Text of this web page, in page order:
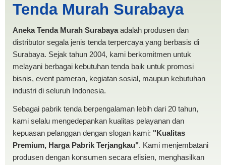
PRODUKSI ANEKA TENDA
MURAH
Tenda Murah Surabaya
Aneka Tenda Murah Surabayaadalah produsen dan
distributor segala jenis tenda terpercaya yang berbasis di
Surabaya. Sejak tahun 2004, kami berkomitmen untuk
melayani berbagai kebutuhan tenda baik untuk promosi
bisnis, event pameran, kegiatan sosial, maupun kebutuhan
industri di seluruh Indonesia.
Sebagai pabrik tenda berpengalaman lebih dari 20 tahun,
kami selalu mengedepankan kualitas pelayanan dan
kepuasan pelanggan dengan slogan kami: "Kualitas
Premium, Harga Pabrik Terjangkau". Kami menjembatani
produsen dengan konsumen secara efisien, menghasilkan